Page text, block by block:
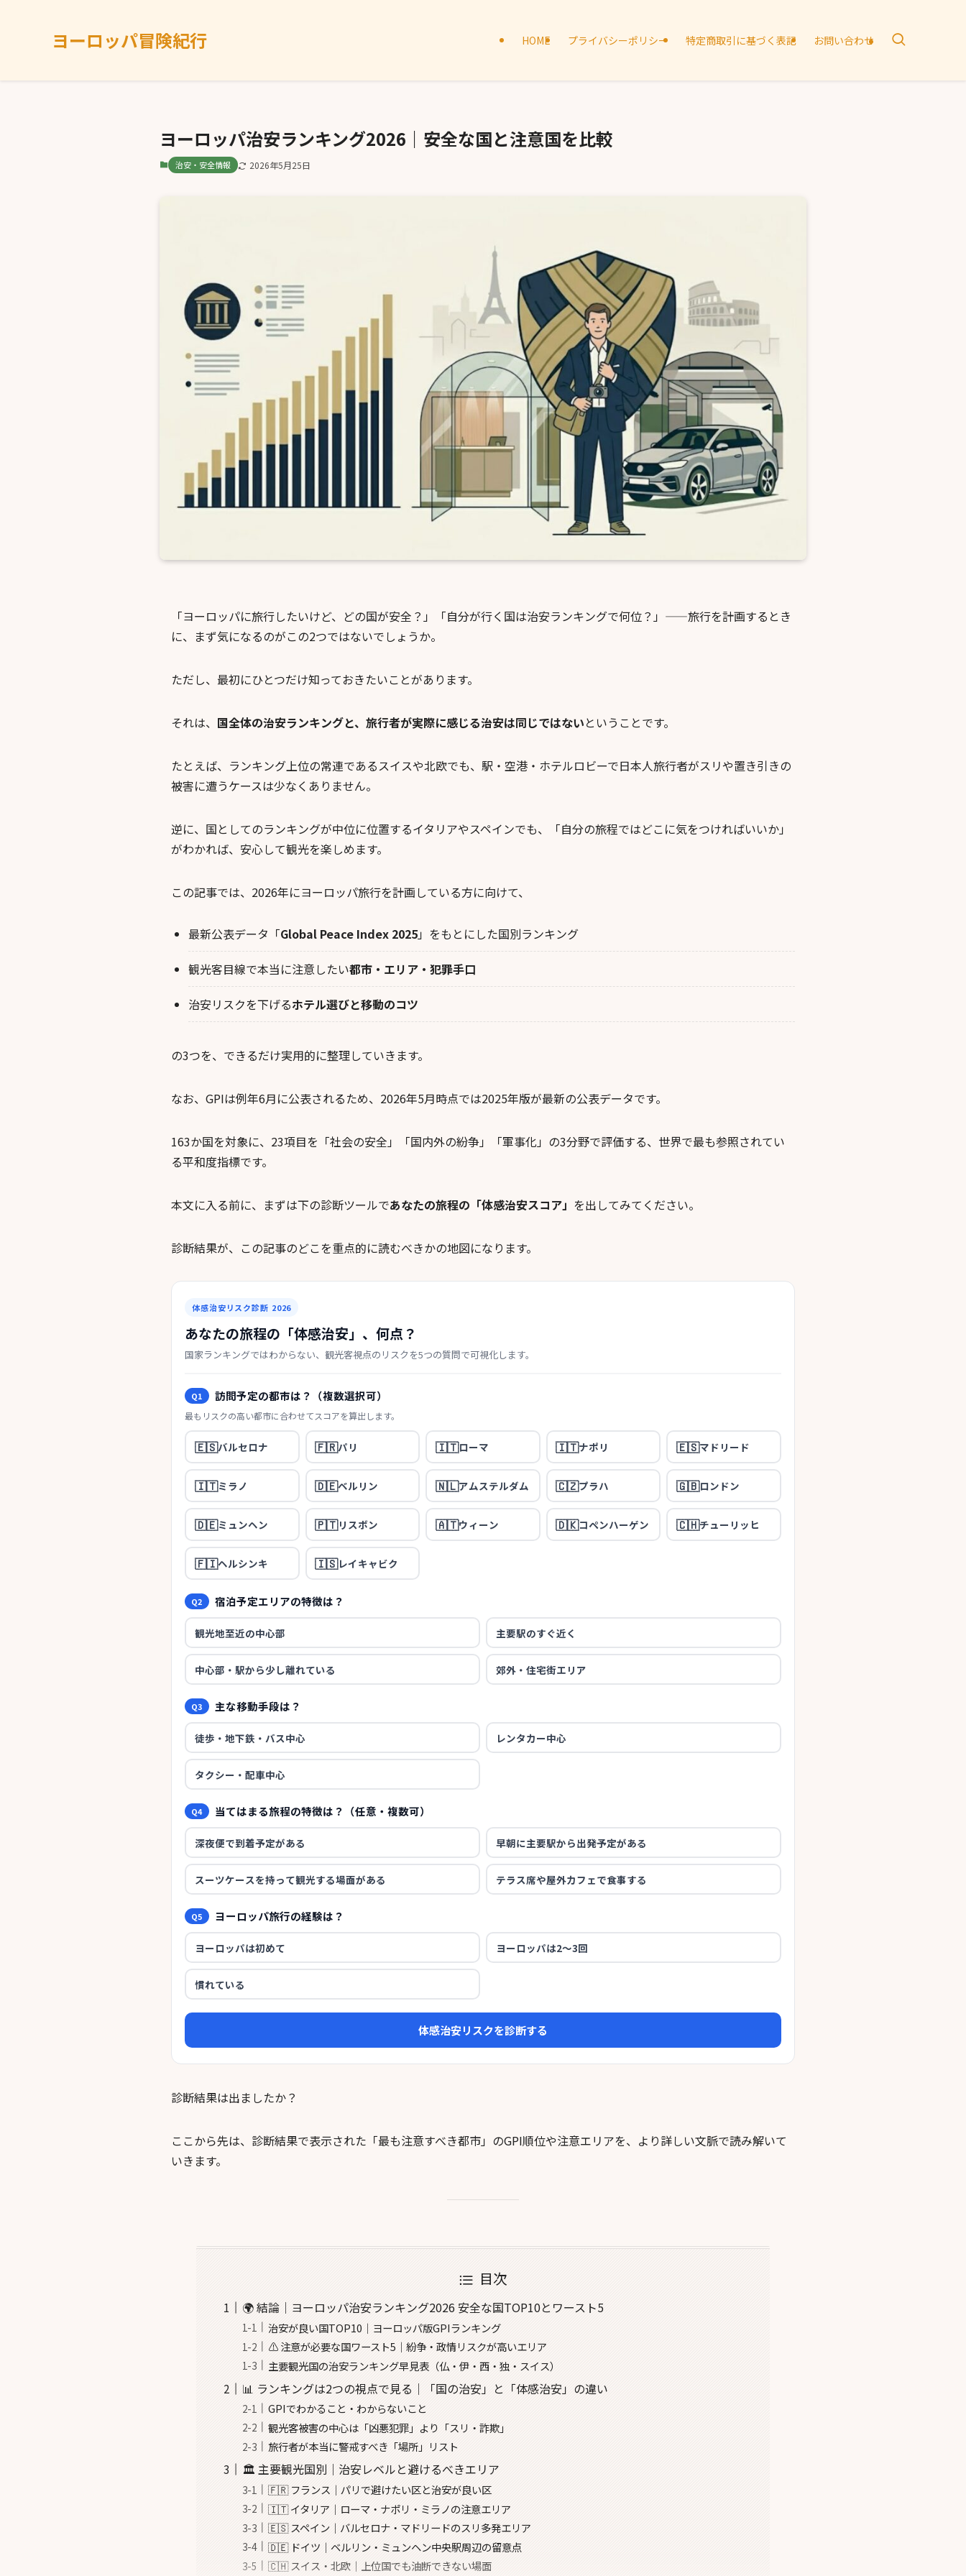
ヨーロッパ冒険紀行 HOME プライバシーポリシー 特定商取引に基づく表記 お問い合わせ
ヨーロッパ治安ランキング2026｜安全な国と注意国を比較
治安・安全情報 2026年5月25日
「ヨーロッパに旅行したいけど、どの国が安全？」「自分が行く国は治安ランキングで何位？」——旅行を計画するとき
に、まず気になるのがこの2つではないでしょうか。
ただし、最初にひとつだけ知っておきたいことがあります。
それは、 国全体の治安ランキングと、旅行者が実際に感じる治安は同じではないということです。
たとえば、ランキング上位の常連であるスイスや北欧でも、駅・空港・ホテルロビーで日本人旅行者がスリや置き引きの
被害に遭うケースは少なくありません。
逆に、国としてのランキングが中位に位置するイタリアやスペインでも、「自分の旅程ではどこに気をつければいいか」
がわかれば、安心して観光を楽しめます。
この記事では、2026年にヨーロッパ旅行を計画している方に向けて、
最新公表データ「Global Peace Index 2025」をもとにした国別ランキング
観光客目線で本当に注意したい都市・エリア・犯罪手口
治安リスクを下げるホテル選びと移動のコツ
の3つを、できるだけ実用的に整理していきます。
なお、GPIは例年6月に公表されるため、2026年5月時点では2025年版が最新の公表データです。
163か国を対象に、23項目を「社会の安全」「国内外の紛争」「軍事化」の3分野で評価する、世界で最も参照されてい
る平和度指標です。
本文に入る前に、まずは下の診断ツールであなたの旅程の「体感治安スコア」 を出してみてください。
診断結果が、この記事のどこを重点的に読むべきかの地図になります。
診断結果は出ましたか？
ここから先は、診断結果で表示された「最も注意すべき都市」のGPI順位や注意エリアを、より詳しい文脈で読み解いて
いきます。
目次
🌍 結論｜ヨーロッパ治安ランキング2026 安全な国TOP10とワースト5
治安が良い国TOP10｜ヨーロッパ版GPIランキング
⚠️ 注意が必要な国ワースト5｜紛争・政情リスクが高いエリア
主要観光国の治安ランキング早見表（仏・伊・西・独・スイス）
📊 ランキングは2つの視点で見る｜「国の治安」と「体感治安」の違い
GPIでわかること・わからないこと
観光客被害の中心は「凶悪犯罪」より「スリ・詐欺」
旅行者が本当に警戒すべき「場所」リスト
🏛️ 主要観光国別｜治安レベルと避けるべきエリア
🇫🇷 フランス｜パリで避けたい区と治安が良い区
🇮🇹 イタリア｜ローマ・ナポリ・ミラノの注意エリア
🇪🇸 スペイン｜バルセロナ・マドリードのスリ多発エリア
🇩🇪 ドイツ｜ベルリン・ミュンヘン中央駅周辺の留意点
🇨🇭 スイス・北欧｜上位国でも油断できない場面